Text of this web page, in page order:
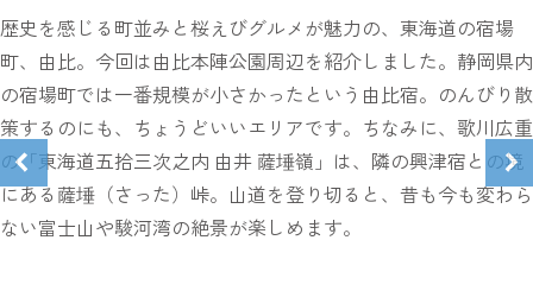
歴史を感じる町並みと桜えびグルメが魅力の、東海道の宿場
町、由比。今回は由比本陣公園周辺を紹介しました。静岡県内
の宿場町では一番規模が小さかったという由比宿。のんびり散
策するのにも、ちょうどいいエリアです。ちなみに、歌川広重
の「東海道五拾三次之内 由井 薩埵嶺」は、隣の興津宿との境
にある薩埵（さった）峠。山道を登り切ると、昔も今も変わら
ない富士山や駿河湾の絶景が楽しめます。